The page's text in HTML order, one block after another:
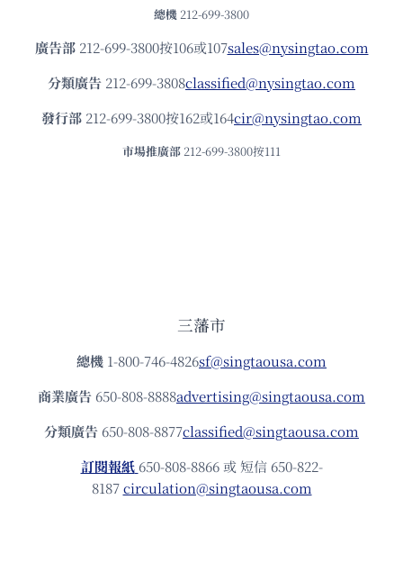
總機 212-699-3800
廣告部212-699-3800按106或107sales@nysingtao.com
分類廣告 212-699-3808classified@nysingtao.com
發⾏部 212-699-3800按162或164cir@nysingtao.com
市場推廣部 212-699-3800按111
三藩市
總機 1-800-746-4826sf@singtaousa.com
商業廣告 650-808-8888advertising@singtaousa.com
分類廣告 650-808-8877classified@singtaousa.com
訂閱報紙 650-808-8866 或 短信 650-822-
8187circulation@singtaousa.com